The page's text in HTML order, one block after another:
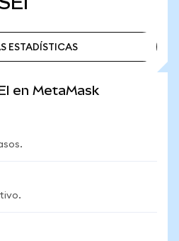
ESTADÍSTICAS
en MetaMask